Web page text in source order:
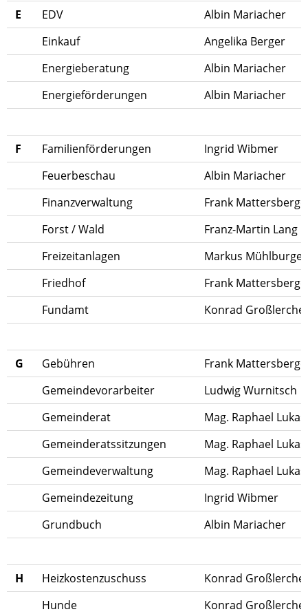
E EDV
Albin Mariacher
Einkauf
Angelika Berger
Energieberatung
Albin Mariacher
Energieförderungen
Albin Mariacher
F Familienförderungen
Ingrid Wibmer
Feuerbeschau
Albin Mariacher
Finanzverwaltung
Frank
Forst / Wald
Franz-Martin Lang
Freizeitanlagen
Markus Mühlburger
Friedhof
Frank
Fundamt
Konrad
G Gebühren
Frank
Gemeindevorarbeiter
Ludwig Wurnitsch
Gemeinderat
Mag. Raphael
Gemeinderatssitzungen
Mag. Raphael
Gemeindeverwaltung
Mag. Raphael
Gemeindezeitung
Ingrid Wibmer
Grundbuch
Albin Mariacher
H Heizkostenzuschuss
Konrad
Hunde
Konrad